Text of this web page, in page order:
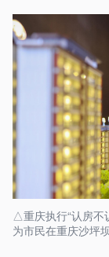
△重庆执行“认房不
为市民在重庆沙坪